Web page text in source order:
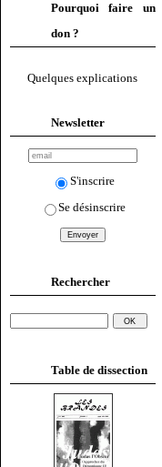
Pourquoi faire un
don ?
Quelques explications
Newsletter
S'inscrire
Se désinscrire
Rechercher
Table de dissection